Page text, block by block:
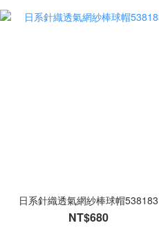
日系針織透氣網紗棒球帽538183
NT$680